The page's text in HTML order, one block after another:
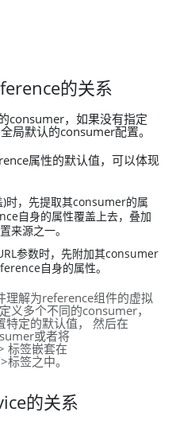
的关系
consumer，如果没有指定
局默认的consumer配置。
属性的默认值，可以体现
时，先提取其consumer的属
自身的属性覆盖上去，叠加
来源之一。
参数时，先附加其consumer
自身的属性。
解为reference组件的虚拟
义多个不同的consumer，
定的默认值， 然后在
或者将
标签嵌套在
签之中。
的关系